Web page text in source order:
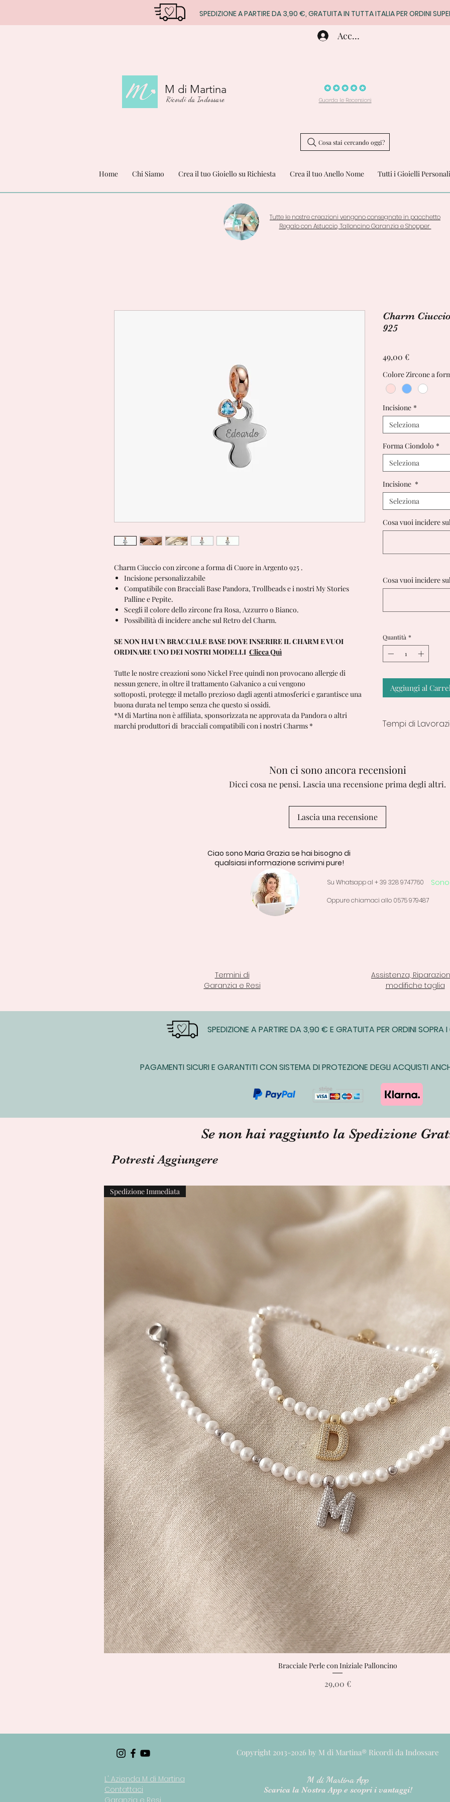
SPEDIZIONE A PARTIRE DA 3,90 €, GRATUITA IN TUTTA ITALIA PER ORDINI
M di Martina
Ricordi da Indossare
Accedi
Guarda le Recensioni
Cosa stai cercando oggi?
Home Chi Siamo Crea il tuo Gioiello su Richiesta Crea il tuo Anello Nome Tutti i Gioielli
Tutte le nostre creazioni vengono consegnate in pacchetto
Regalo con Astuccio, Talloncino Garanzia e Shopper
Charm Ciuccio con zircone a forma di Cuore in Argento 925 .
Incisione personalizzabile
Compatibile con Bracciali Base Pandora, Trollbeads e i nostri My Stories
Palline e Pepite.
Scegli il colore dello zircone fra Rosa, Azzurro o Bianco.
Possibilità di incidere anche sul Retro del Charm.
SE NON HAI UN BRACCIALE BASE DOVE INSERIRE IL CHARM E VUOI
ORDINARE UNO DEI NOSTRI MODELLI Clicca Quì
Tutte le nostre creazioni sono Nickel Free quindi non provocano allergie di
nessun genere, in oltre il trattamento Galvanico a cui vengono
sottoposti, protegge il metallo prezioso dagli agenti atmosferici e garantisce una
buona durata nel tempo senza che questo si ossidi.
*M di Martina non è affiliata, sponsorizzata ne approvata da Pandora o altri
marchi produttori di bracciali compatibili con i nostri Charms *
Charm
925
49,00 €Prezzo
Colore Zircone a
Incisione *
Seleziona
Forma Ciondolo *
Seleziona
Incisione *
Seleziona
Cosa vuoi incidere
Cosa vuoi incidere
Quantità *
Aggiungi al
Tempi di
Non ci sono ancora recensioni
Dicci cosa ne pensi. Lascia una recensione prima degli altri.
Lascia una recensione
Ciao sono Maria Grazia se hai bisogno di
qualsiasi informazione scrivimi pure!
Su Whatsapp al + 39 328 9747760
Oppure chiamaci allo 0575 979487
Termini di
Garanzia e Resi
Assistenza,
modifiche taglia
SPEDIZIONE A PARTIRE DA 3,90 € E GRATUITA PER ORDINI SOPRA
PAGAMENTI SICURI E GARANTITI CON SISTEMA DI PROTEZIONE DEGLI ACQUISTI
Se non hai raggiunto la Spedizione
Potresti Aggiungere
Vista rapida
Spedizione Immediata
Bracciale Perle con Iniziale Palloncino
Prezzo
29,00 €
L' Azienda M di Martina
Contattaci
Copyright 2013-2026 by M di Martina® Ricordi da Indossare
Scarica la Nostra App e scopri i vantaggi!
M di Martina App